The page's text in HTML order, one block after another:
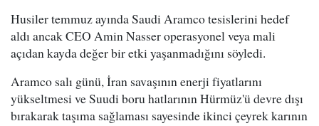
Husiler temmuz ayında Saudi Aramco tesislerini hedef
aldı ancak CEO Amin Nasser operasyonel veya mali
açıdan kayda değer bir etki yaşanmadığını söyledi.
Aramco salı günü, İran savaşının enerji fiyatlarını
yükseltmesi ve Suudi boru hatlarının Hürmüz'ü devre dışı
bırakarak taşıma sağlaması sayesinde ikinci çeyrek karının